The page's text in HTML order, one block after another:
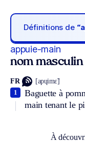
Définitions de
appuie-main
nom
FR [apɥimɛ̃]
Baguette à
main tenant le
1
À